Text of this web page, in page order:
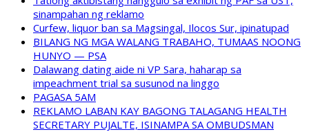
sinampahan ng reklamo
Curfew, liquor ban sa Magsingal, Ilocos Sur, ipinatupad
BILANG NG MGA WALANG TRABAHO, TUMAAS NOONG
HUNYO — PSA
Dalawang dating aide ni VP Sara, haharap sa
impeachment trial sa susunod na linggo
PAGASA 5AM
REKLAMO LABAN KAY BAGONG TALAGANG HEALTH
SECRETARY PUJALTE, ISINAMPA SA OMBUDSMAN